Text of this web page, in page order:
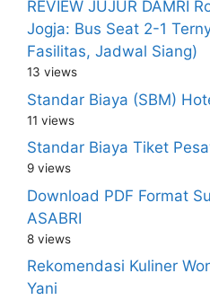
REVIEW JUJUR DAMRI
Jogja: Bus Seat 2-1
Fasilitas, Jadwal Siang)
13 views
Standar Biaya (SBM)
11 views
Standar Biaya Tiket
9 views
Download PDF Format
ASABRI
8 views
Rekomendasi Kuliner
Yani